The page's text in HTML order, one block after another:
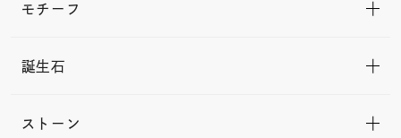
モチーフ
誕生石
ストーン